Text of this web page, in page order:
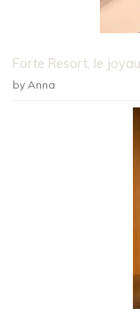
Forte Resort, le
by Anna